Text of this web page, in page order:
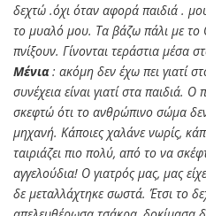
δεχτώ .όχι όταν αφορά παιδιά .
το μυαλό μου. Τα βάζω πάλι με το
πνίξουν. Γίνονται τεράστια μέσα
Μένια: ακόμη δεν έχω πει γιατί
συνέχεια είναι γιατί στα παιδιά.
σκεφτώ ότι το ανθρώπινο σώμα
μηχανή. Κάποιες χαλάνε νωρίς,
ταιριάζει πιο πολύ, από το να
αγγελούδια! Ο γιατρός μας, μας
δε μεταλλάχτηκε σωστά. Έτσι το